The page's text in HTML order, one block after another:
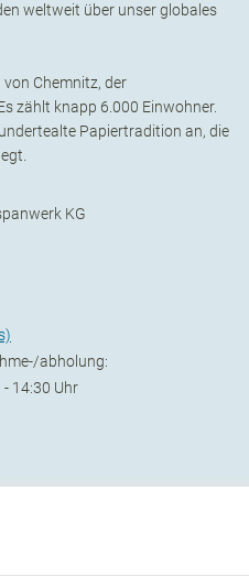
weltweit über unser globales
Chemnitz, der
zählt knapp 6.000 Einwohner.
Papiertradition an, die
KG
abholung:
14:30 Uhr